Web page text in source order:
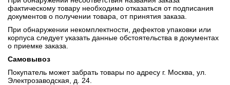
фактическому товару необходимо отказаться от подписания
документов о получении товара, от принятия заказа.
При обнаружении некомплектности, дефектов упаковки или
корпуса следует указать данные обстоятельства в документах
о приемке заказа.
Самовывоз
Покупатель может забрать товары по адресу г. Москва, ул.
Электрозаводская, д. 24.